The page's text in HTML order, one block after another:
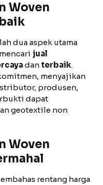
Woven
dua aspek utama
jual
danterbaik.
menyajikan
produsen,
dapat
geotextile non
Woven
rentang harga